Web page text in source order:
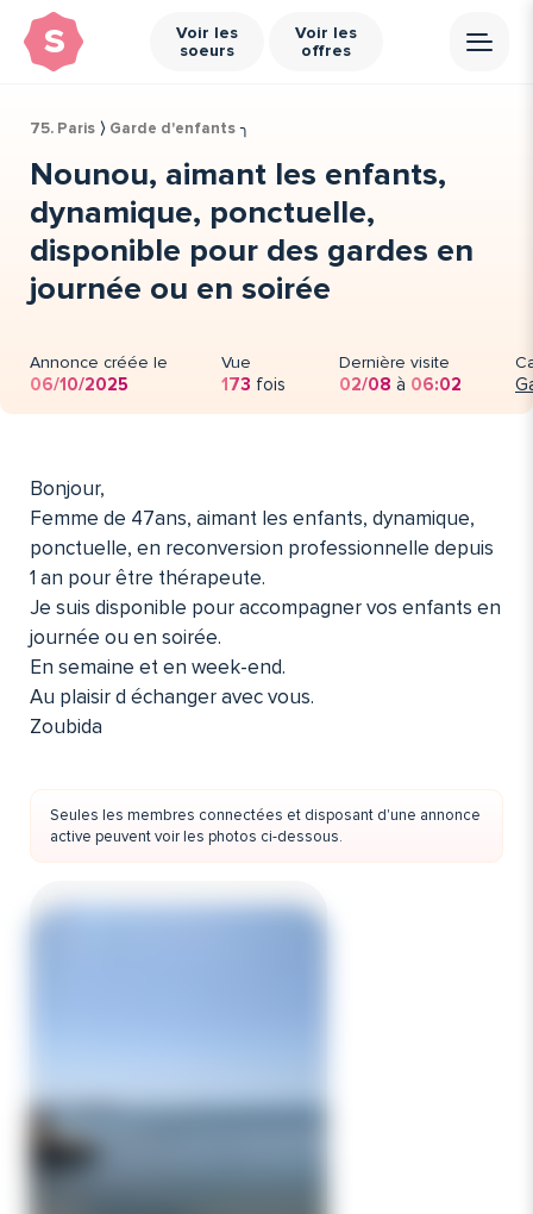
Voir les
soeurs
Voir les
offres
s
75. Paris ⟩ Garde d'enfants ╮
Nounou, aimant les enfants,
dynamique, ponctuelle,
disponible pour des gardes en
journée ou en soirée
Annonce créée le
06/10/2025
Vue
173 fois
Dernière visite
02/08 à 06:02
Bonjour,
Femme de 47ans, aimant les enfants, dynamique,
ponctuelle, en reconversion professionnelle depuis
1 an pour être thérapeute.
Je suis disponible pour accompagner vos enfants en
journée ou en soirée.
En semaine et en week-end.
Au plaisir d échanger avec vous.
Zoubida
Seules les membres connectées et disposant d'une annonce
active peuvent voir les photos ci-dessous.